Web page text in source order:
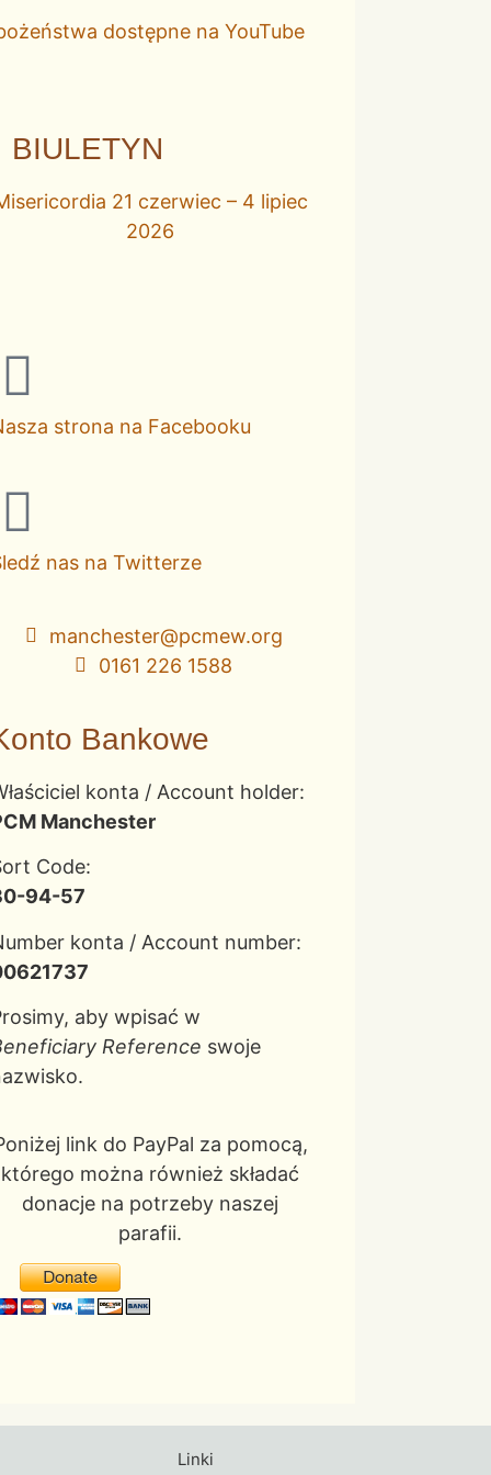
dostępne na YouTube
BIULETYN
21 czerwiec – 4 lipiec
2026
strona na Facebooku
nas na Twitterze
manchester@pcmew.org
0161 226 1588
Bankowe
konta / Account holder:
Manchester
Code:
94-57
konta / Account number:
aby wpisać w
Reference swoje
link do PayPal za pomocą,
którego można również składać
donacje na potrzeby naszej
parafii.
Linki